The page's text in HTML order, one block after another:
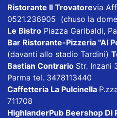
Ristorante Il Trovatorevia
0521.236905 (chuso la
Le Bistro Piazza Garibaldi,
Bar Ristorante-Pizzeria "Al
(davanti allo stadio Tardini)
Bastian Contrario Str. Inzani
Parma tel. 3478113440
Caffetteria La Pulcinella
711708
HighlanderPub Beershop Di